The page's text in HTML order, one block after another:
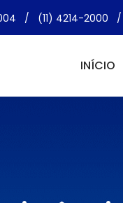
/ (11) 4214-2000 /
INÍCIO